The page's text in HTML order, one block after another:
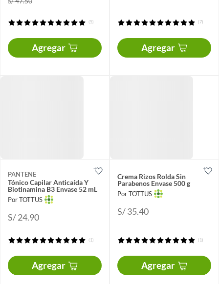
(5)
Agregar
(7)
Agregar
PANTENE
Tónico Capilar Anticaída Y
Biotinamina B3 Envase 52 mL
Por TOTTUS
S/ 24.90
(1)
Agregar
Crema Rizos Rolda Sin
Parabenos Envase 500 g
Por TOTTUS
S/ 35.40
(1)
Agregar